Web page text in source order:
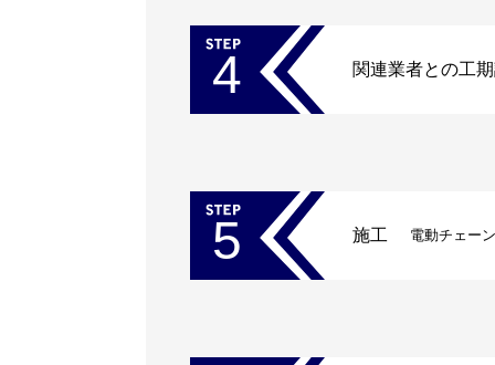
4 関連業者との工
5 施工 電動チェー